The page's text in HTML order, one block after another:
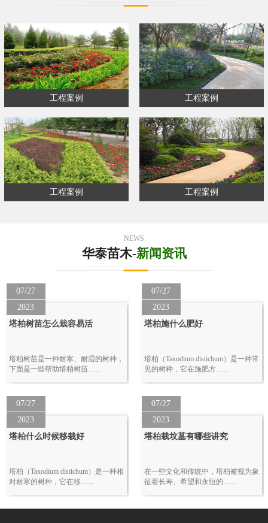
工程案例 工程案例
工程案例 工程案例
NEWS
华泰苗木-新闻资讯
07/27
2023
塔柏树苗怎么栽容易活
塔柏树苗是一种耐寒、耐湿的树种，
下面是一些帮助塔柏树苗…...
07/27
2023
塔柏施什么肥好
塔柏（Taxodium distichum）是一种常
见的树种，它在施肥方…...
07/27
2023
塔柏什么时候移栽好
塔柏（Taxodium distichum）是一种相
对耐寒的树种，它在移…...
07/27
2023
塔柏栽坟墓有哪些讲究
在一些文化和传统中，塔柏被视为象
征着长寿、希望和永恒的…...